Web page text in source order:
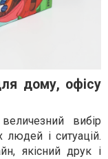
дому, офісу
вибір
людей і ситуацій.
якісний друк і